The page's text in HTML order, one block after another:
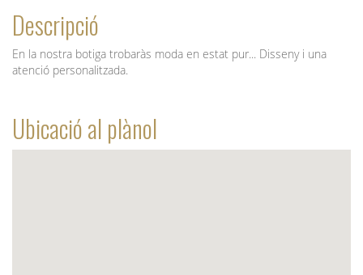
Descripció
En la nostra botiga trobaràs moda en estat pur... Disseny i una
atenció personalitzada.
Ubicació al plànol